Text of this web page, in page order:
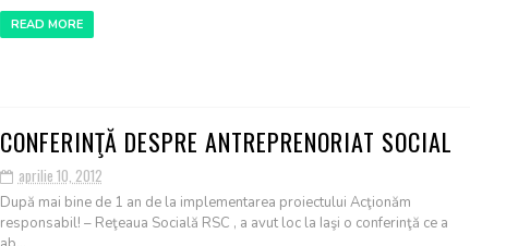
READ MORE
CONFERINŢĂ DESPRE ANTREPRENORIAT SOCIAL
aprilie 10, 2012
După mai bine de 1 an de la implementarea proiectului Acţionăm
responsabil! – Reţeaua Socială RSC , a avut loc la Iaşi o conferinţă ce a